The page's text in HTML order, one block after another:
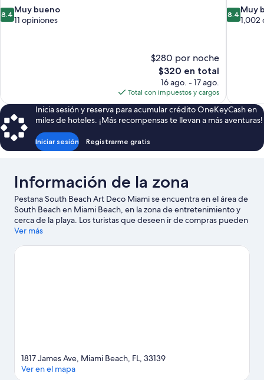
8.4
de
8.4 Muy bueno
11 opiniones
$280 por noche
El
precio
actual
es
de
$320
$320 en total
16 ago. - 17 ago.
Total con impuestos y cargos
8.4
de
8.4 Muy
1,002
Inicia sesión y reserva para acumular crédito OneKeyCash en
miles de hoteles. ¡Más recompensas te llevan a más aventuras!
Iniciar sesión Registrarme gratis
Información de la zona
Pestana South Beach Art Deco Miami se encuentra en el área de
South Beach en Miami Beach, en la zona de entretenimiento y
cerca de la playa. Los turistas que deseen ir de compras pueden
visitar Lincoln Road Mall y Zona comercial de Collins Avenue,
actividad pueden ir a PortMiami. ¿Quieres asistir a un evento o
Ver más
1817 James Ave, Miami Beach, FL, 33139
Ver en el mapa